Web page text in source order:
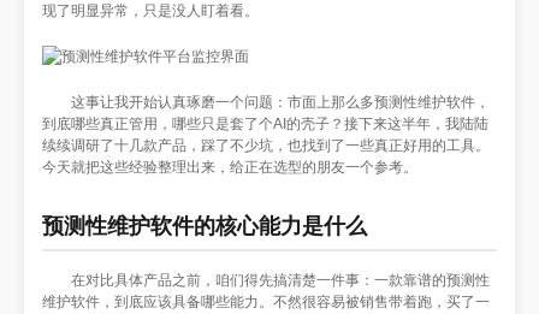
现了明显异常，只是没人盯着看。
这事让我开始认真琢磨一个问题：市面上那么多预测性维护软件，
到底哪些真正管用，哪些只是套了个AI的壳子？接下来这半年，我陆陆
续续调研了十几款产品，踩了不少坑，也找到了一些真正好用的工具。
今天就把这些经验整理出来，给正在选型的朋友一个参考。
预测性维护软件的核心能力是什么
在对比具体产品之前，咱们得先搞清楚一件事：一款靠谱的预测性
维护软件，到底应该具备哪些能力。不然很容易被销售带着跑，买了一